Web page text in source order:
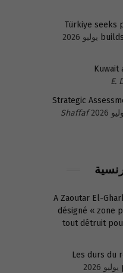
Türkiye seeks
Kuwait
E.
Strategic
Shaffaf
A Zaoutar El-
désigné « zone
tout détruit
Les durs du